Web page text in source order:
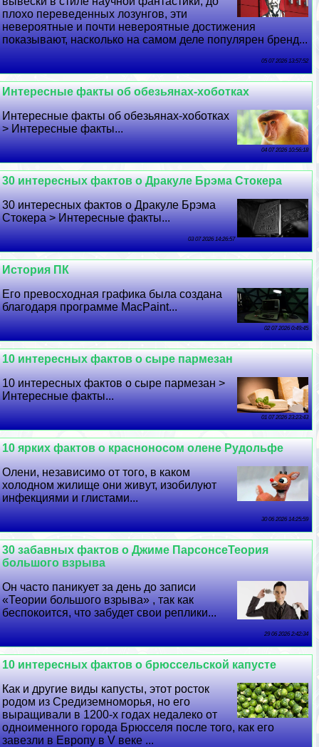
плохо переведенных лозунгов, эти
невероятные и почти невероятные достижения
показывают, насколько на самом деле популярен бренд...
05 07 2026 13:57:52
Интересные факты об обезьянах-хоботках
Интересные факты об обезьянах-хоботках
> Интересные факты...
04 07 2026 10:56:18
30 интересных фактов о Дpaкуле Брэма Стокера
30 интересных фактов о Дpaкуле Брэма
Стокера > Интересные факты...
03 07 2026 14:26:57
История ПК
Его превосходная графика была создана
благодаря программе MacPaint...
02 07 2026 0:49:45
10 интересных фактов о сыре пармезан
10 интересных фактов о сыре пармезан >
Интересные факты...
01 07 2026 23:23:43
10 ярких фактов о красноносом олене Рудольфе
Олени, независимо от того, в каком
холодном жилище они живут, изобилуют
инфекциями и глистами...
30 06 2026 14:25:59
30 забавных фактов о Джиме ПарсонсеТеория
большого взрыва
Он часто паникует за день до записи
«Теории большого взрыва» , так как
беспокоится, что забудет свои реплики...
29 06 2026 2:42:34
10 интересных фактов о брюссельской капусте
Как и другие виды капусты, этот росток
родом из Средиземноморья, но его
выращивали в 1200-х годах недалеко от
одноименного города Брюсселя после того, как его
завезли в Европу в V веке ...